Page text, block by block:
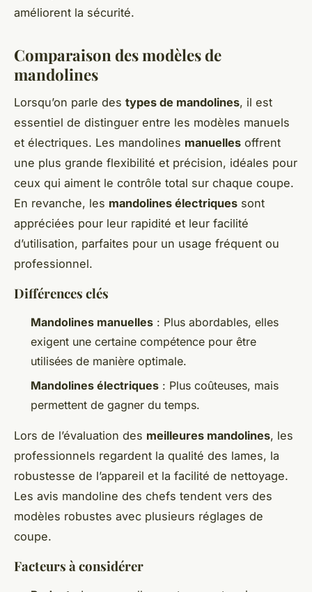
améliorent la sécurité.
Comparaison des modèles de
mandolines
Lorsqu’on parle des types de mandolines, il est
essentiel de distinguer entre les modèles manuels
et électriques. Les mandolines manuelles offrent
une plus grande flexibilité et précision, idéales pour
ceux qui aiment le contrôle total sur chaque coupe.
En revanche, les mandolines électriques sont
appréciées pour leur rapidité et leur facilité
d’utilisation, parfaites pour un usage fréquent ou
professionnel.
Différences clés
Mandolines manuelles : Plus abordables, elles
exigent une certaine compétence pour être
utilisées de manière optimale.
Mandolines électriques : Plus coûteuses, mais
permettent de gagner du temps.
Lors de l’évaluation des meilleures mandolines, les
professionnels regardent la qualité des lames, la
robustesse de l’appareil et la facilité de nettoyage.
Les avis mandoline des chefs tendent vers des
modèles robustes avec plusieurs réglages de
coupe.
Facteurs à considérer